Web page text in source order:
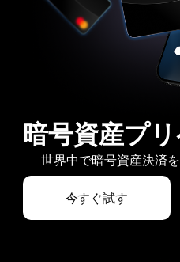
暗号資産プ
世界中で暗号資産決済
今すぐ試す